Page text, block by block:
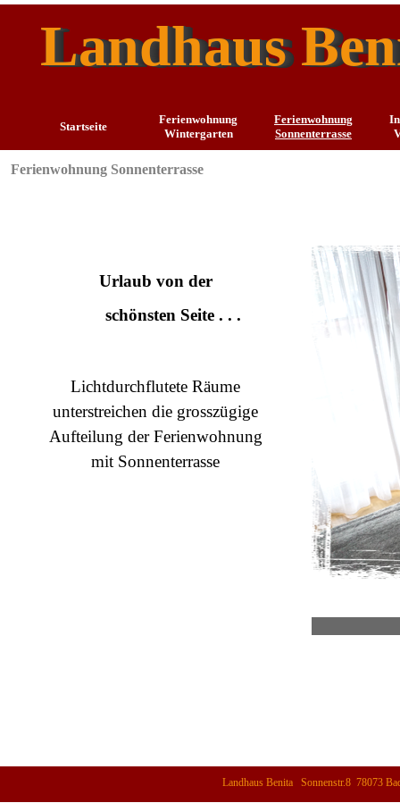
Startseite
Ferienwohnung
Wintergarten
Ferienwohnung
Sonnenterrasse
Landhaus
Ferienwohnung Sonnenterrasse
Urlaub von der
schönsten Seite . . .
Lichtdurchflutete Räume
unterstreichen die grosszügige
Aufteilung der Ferienwohnung
mit Sonnenterrasse
Landhaus Benita   Sonnenstr.8  78073